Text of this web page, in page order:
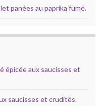
panées au paprika fumé.
épicée aux saucisses et
saucisses et crudités.